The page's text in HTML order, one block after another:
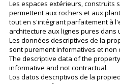
Les espaces extérieurs, construits
permettent aux rochers et aux
tout en s'intégrant parfaitement à
architecture aux lignes pures dans
Les données descriptives de la
sont purement informatives et non
The descriptive data of the
informative and not contractual.
Los datos descriptivos de la